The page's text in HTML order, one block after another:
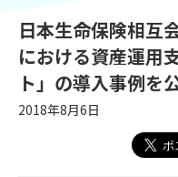
日本生命保険相互
における資産運用
ト」の導入事例を
2018年8月6日